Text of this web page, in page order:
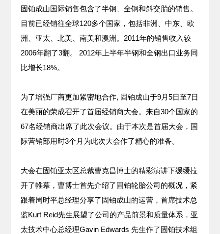
固铂成山国际销售包含了半钢、全钢和斜交胎的销售。
目前已经销往全球120多个国家，包括非洲、中东、欧
洲、亚太、北美、南美和澳洲。2011年的销售收入较
2006年翻了3翻。 2012年上半年半钢和全钢出口业务同
比增长18%。
为了增强厂商更加紧密地合作, 固铂成山于9月5日至7日
在美丽的荣成召开了首届经销商大会。来自30个国家的
67名经销商出席了此次会议。由于本次是首届大会，国
际营销部用时3个月为此次大会作了精心的准备。
大会在固铂亚太区总裁曹克昌博士的精彩演讲下缓缓拉
开了帷幕，曹博士首先介绍了固铂轮胎公司的概况，紧
跟着周时平总经理分享了固铂成山的运营，首席技术总
监Kurt Reid先生展望了公司的产品前景和质量体系，亚
太技术中心总经理Gavin Edwards 先生作了固铂技术组